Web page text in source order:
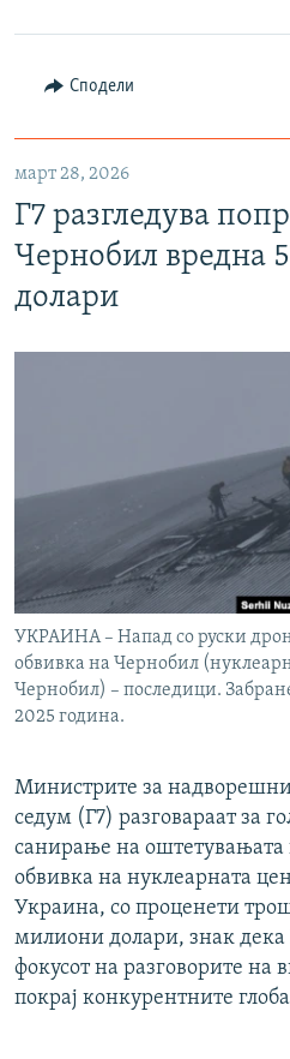
Сподели
март 28, 2026
Г7 разгледува
Чернобил вредна
долари
УКРАИНА – Напад со руски
обвивка на Чернобил
Чернобил) – последици.
2025 година.
Министрите за надворешни
седум (Г7) разговараат за
санирање на оштетувањата
обвивка на нуклеарната
Украина, со проценети
милиони долари, знак дека
фокусот на разговорите на
покрај конкурентните